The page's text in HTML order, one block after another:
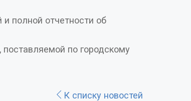
полной отчетности об
по городскому
К списку новостей